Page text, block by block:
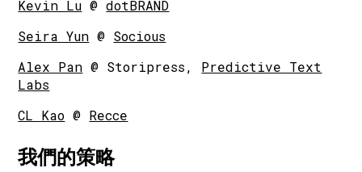
Kevin Lu @dotBRAND
Seira Yun @ Socious
Alex Pan @ Storipress, Predictive Text
Labs
CL Kao @ Recce
我們的策略